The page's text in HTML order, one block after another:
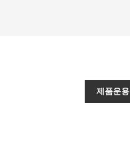
제품운용